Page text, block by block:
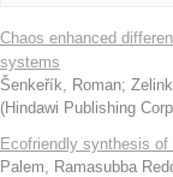
Chaos enhanced
systems
Šenkeřík, Roman;
(Hindawi Publishing
Ecofriendly synthesis of
Palem, Ramasubba